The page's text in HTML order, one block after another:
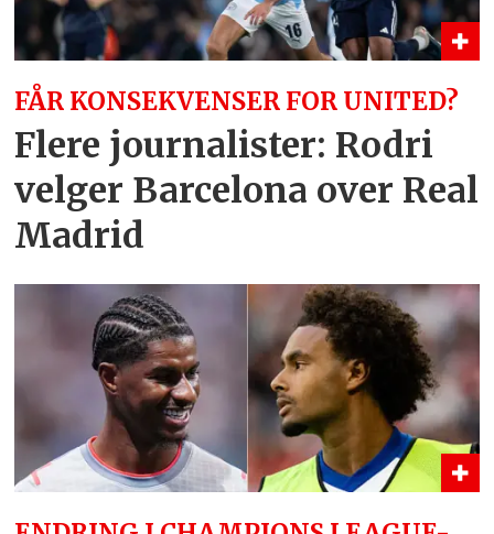
FÅR KONSEKVENSER FOR UNITED?
Flere journalister: Rodri
velger Barcelona over Real
Madrid